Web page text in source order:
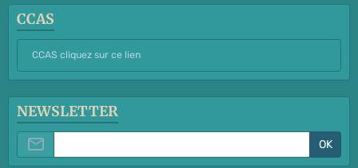
CCAS
CCAS cliquez sur ce lien
NEWSLETTER
OK